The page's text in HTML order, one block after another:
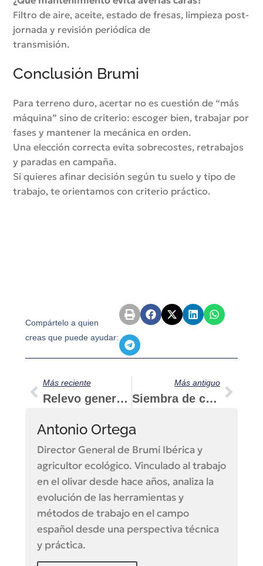
Filtro de aire, aceite, estado de fresas, limpieza post-
jornada y revisión periódica de
transmisión.
Conclusión Brumi
Para terreno duro, acertar no es cuestión de “más
máquina” sino de criterio: escoger bien, trabajar por
fases y mantener la mecánica en orden.
Una elección correcta evita sobrecostes, retrabajos
y paradas en campaña.
Si quieres afinar decisión según tu suelo y tipo de
trabajo, te orientamos con criterio práctico.
Compártelo a quien
creas que puede ayudar:
Más reciente
Relevo generacional y PAC: qué cambia de verdad para el campo español
Más antiguo
Siembra de calabacín: guía práctica paso a paso
Antonio Ortega
Director General de Brumi Ibérica y
agricultor ecológico. Vinculado al trabajo
en el olivar desde hace años, analiza la
evolución de las herramientas y
métodos de trabajo en el campo
español desde una perspectiva técnica
y práctica.